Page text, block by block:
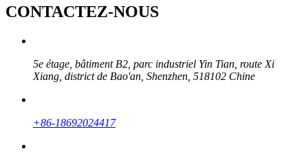
CONTACTEZ-NOUS
5e étage, bâtiment B2, parc industriel Yin Tian, ​​route Xi
Xiang, district de Bao'an, Shenzhen, 518102 Chine
+86-18692024417